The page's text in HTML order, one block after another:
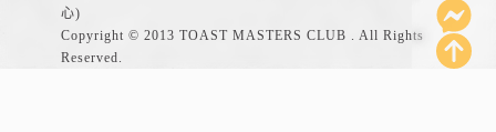
心)
Copyright © 2013 TOAST MASTERS CLUB . All Rights
Reserved.